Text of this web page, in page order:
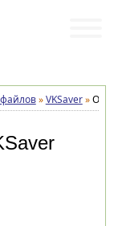
файлов»VKSaver»